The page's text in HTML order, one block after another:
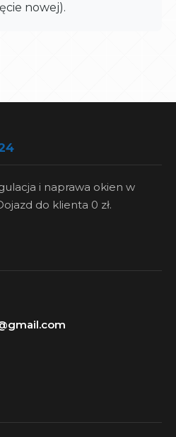
nowej).
i naprawa okien w
do klienta 0 zł.